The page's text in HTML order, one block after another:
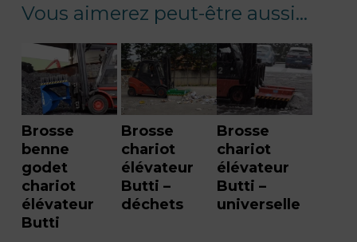
Vous aimerez peut-être aussi…
Brosse
benne
godet
chariot
élévateur
Butti
Brosse
chariot
élévateur
Butti –
déchets
Brosse
chariot
élévateur
Butti –
universelle